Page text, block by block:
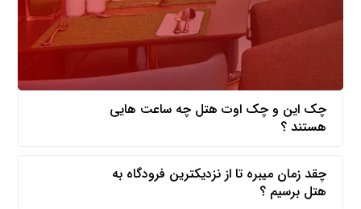
چک این و چک اوت هتل چه ساعت هایی
هستند ؟
چقد زمان میبره تا از نزدیکترین فرودگاه به
هتل برسیم ؟